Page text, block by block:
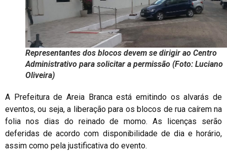
Representantes dos blocos devem se dirigir ao Centro
Administrativo para solicitar a permissão (Foto: Luciano
Oliveira)
A Prefeitura de Areia Branca está emitindo os alvarás de
eventos, ou seja, a liberação para os blocos de rua caírem na
folia nos dias do reinado de momo. As licenças serão
deferidas de acordo com disponibilidade de dia e horário,
assim como pela justificativa do evento.